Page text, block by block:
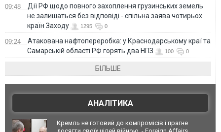
09:48
Дії РФ щодо повного захоплення грузинських земель
не залишаться без відповіді - спільна заява чотирьох
країн Заходу
1295 0
09:24
Атакована нафтопереробка: у Краснодарському краї та
Самарській області РФ горять два НПЗ
100 0
БІЛЬШЕ
АНАЛІТИКА
Кремль не готовий до компромісів і прагне